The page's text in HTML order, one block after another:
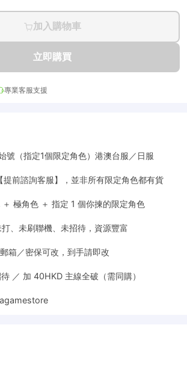
加入購物車
立即購買
專業客服支援
號（指定1個限定角色）港澳台服／日服
前諮詢客服】，並非所有限定角色都有貨
極角色 ＋ 指定 1 個你揀的限定角色
、未刷聯機、未招待，資源豐富
箱／密保可改，到手請即改
／ 加 40HKD 主線全破（需同購）